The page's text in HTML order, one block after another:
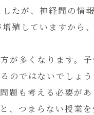
たが、神経間の情
殖していますから
が多くなります。
のではないでしょう
題も考える必要が
、つまらない授業